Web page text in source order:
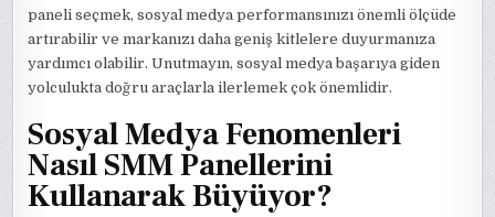
paneli seçmek, sosyal medya performansınızı önemli ölçüde
artırabilir ve markanızı daha geniş kitlelere duyurmanıza
yardımcı olabilir. Unutmayın, sosyal medya başarıya giden
yolculukta doğru araçlarla ilerlemek çok önemlidir.
Sosyal Medya Fenomenleri
Nasıl SMM Panellerini
Kullanarak Büyüyor?